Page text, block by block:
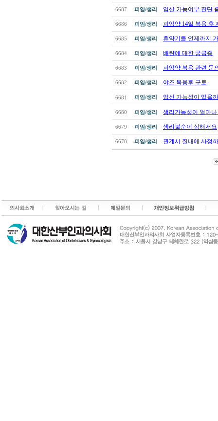
6687 피임/생리 임신 가능여부 진단
6686 피임/생리 피임약 14일 복용 후
6685 피임/생리 휴약기를 언제까지
6684 피임/생리 배란에 대한 궁금증
6683 피임/생리 피임약 복용 관련 문
6682 피임/생리 야즈 복용후 구토
6681 피임/생리 임신 가능성이 있을
6680 피임/생리 생리가능성이 얼마
6679 피임/생리 생리불순이 심해서요
6678 피임/생리 관계시 질내에 사정